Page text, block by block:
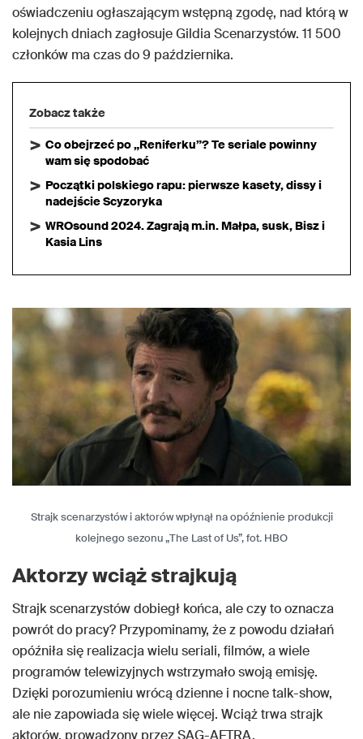
oświadczeniu ogłaszającym wstępną zgodę, nad którą w
kolejnych dniach zagłosuje Gildia Scenarzystów. 11 500
członków ma czas do 9 października.
Zobacz także
Co obejrzeć po „Reniferku”? Te seriale powinny
wam się spodobać
Początki polskiego rapu: pierwsze kasety, dissy i
nadejście Scyzoryka
WROsound 2024. Zagrają m.in. Małpa, susk, Bisz i
Kasia Lins
Strajk scenarzystów i aktorów wpłynął na opóźnienie produkcji
kolejnego sezonu „The Last of Us”, fot. HBO
Aktorzy wciąż strajkują
Strajk scenarzystów dobiegł końca, ale czy to oznacza
powrót do pracy? Przypominamy, że z powodu działań
opóźniła się realizacja wielu seriali, filmów, a wiele
programów telewizyjnych wstrzymało swoją emisję.
Dzięki porozumieniu wrócą dzienne i nocne talk-show,
ale nie zapowiada się wiele więcej. Wciąż trwa strajk
aktorów, prowadzony przez SAG-AFTRA.